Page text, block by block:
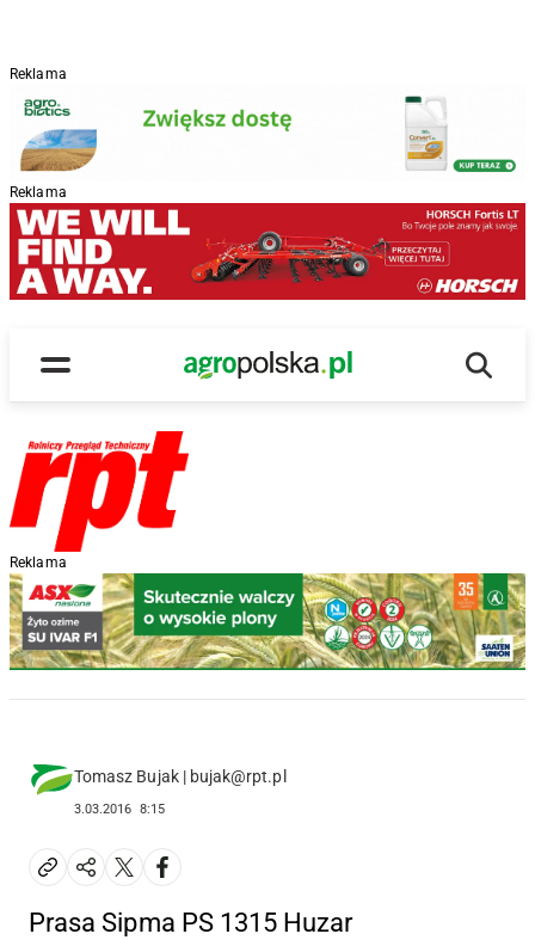
Reklama
Reklama
Menu
Main Logo
Reklama
Tomasz Bujak | bujak@rpt.pl
3.03.2016 8:15
Prasa Sipma PS 1315 Huzar